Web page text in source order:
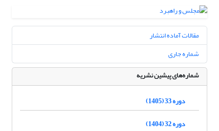
مقالات آماده انتشار
شماره جاری
شماره‌های پیشین نشریه
دوره 33 (1405)
دوره 32 (1404)